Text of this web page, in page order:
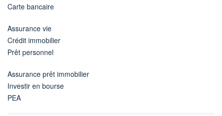
Carte bancaire
Assurance vie
Crédit immobilier
Prêt personnel
Assurance prêt immobilier
Investir en bourse
PEA